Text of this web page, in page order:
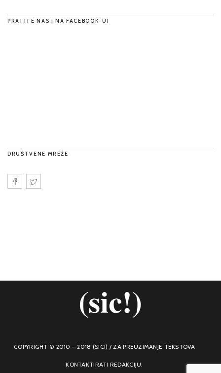
PRATITE NAS I NA FACEBOOK-U!
DRUŠTVENE MREŽE
COPYRIGHT © 2010 – 2018 (SIC!) / ZA PREUZIMANJE TEKSTOVA
KONTAKTIRATI REDAKCIJU.